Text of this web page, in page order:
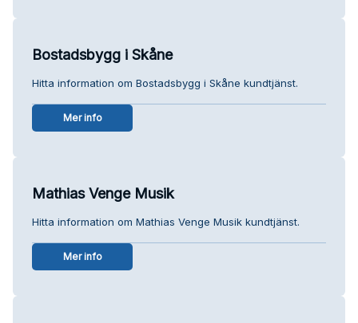
Bostadsbygg i Skåne
Hitta information om Bostadsbygg i Skåne kundtjänst.
Mer info
Mathias Venge Musik
Hitta information om Mathias Venge Musik kundtjänst.
Mer info